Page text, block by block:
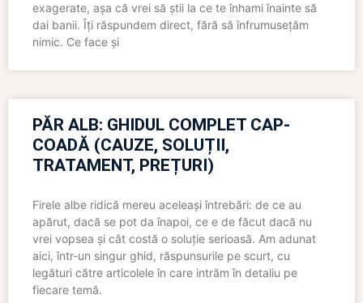
exagerate, așa că vrei să știi la ce te înhami înainte să
dai banii. Îți răspundem direct, fără să înfrumusețăm
nimic. Ce face și
PĂR ALB: GHIDUL COMPLET CAP-
COADĂ (CAUZE, SOLUȚII,
TRATAMENT, PREȚURI)
Firele albe ridică mereu aceleași întrebări: de ce au
apărut, dacă se pot da înapoi, ce e de făcut dacă nu
vrei vopsea și cât costă o soluție serioasă. Am adunat
aici, într-un singur ghid, răspunsurile pe scurt, cu
legături către articolele în care intrăm în detaliu pe
fiecare temă.